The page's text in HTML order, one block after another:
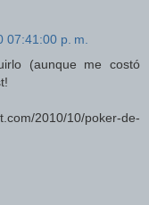
07:41:00 p. m.
(aunque me costó
2010/10/poker-de-